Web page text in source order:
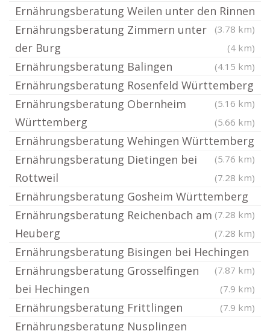
Ernährungsberatung Weilen unter den Rinnen
(3.78 km)
Ernährungsberatung Zimmern unter
der Burg
(4 km)
Ernährungsberatung Balingen (4.15 km)
Ernährungsberatung Rosenfeld Württemberg
(5.16 km)
Ernährungsberatung Obernheim
Württemberg
(5.66 km)
Ernährungsberatung Wehingen Württemberg
(5.76 km)
Ernährungsberatung Dietingen bei
Rottweil
(7.28 km)
Ernährungsberatung Gosheim Württemberg
(7.28 km)
Ernährungsberatung Reichenbach am
Heuberg
(7.28 km)
Ernährungsberatung Bisingen bei Hechingen
(7.87 km)
Ernährungsberatung Grosselfingen
bei Hechingen
(7.9 km)
Ernährungsberatung Frittlingen (7.9 km)
Ernährungsberatung Nusplingen